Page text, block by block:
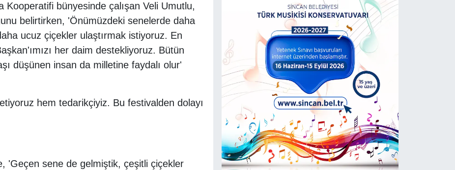
Kooperatifi bünyesinde çalışan Veli Umutlu,
belirtirken, 'Önümüzdeki senelerde daha
ucuz çiçekler ulaştırmak istiyoruz. En
her daim destekliyoruz. Bütün
düşünen insan da milletine faydalı olur'
hem tedarikçiyiz. Bu festivalden dolayı
'Geçen sene de gelmiştik, çeşitli çiçekler